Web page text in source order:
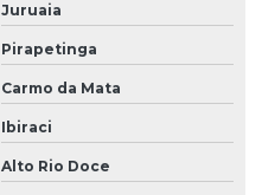
Juruaia
Pirapetinga
Carmo da Mata
Ibiraci
Alto Rio Doce